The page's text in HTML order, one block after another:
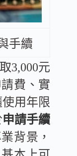
手續
3,000元
費、實
用年限
申請手續
背景，